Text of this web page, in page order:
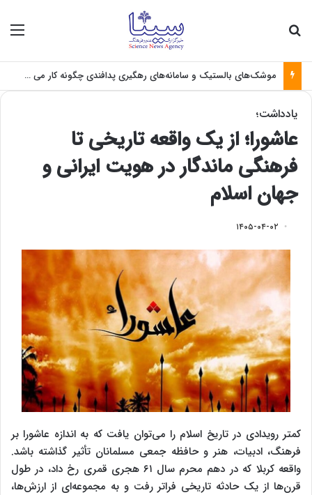
موشک‌های بالستیک و سامانه‌های رهگیری پدافندی چگونه کار می کنند؟
یادداشت؛
عاشورا؛ از یک واقعه تاریخی تا
فرهنگی ماندگار در هویت ایرانی و
جهان اسلام
۱۴۰۵-۰۴-۰۲
کمتر رویدادی در تاریخ اسلام را می‌توان یافت که به اندازه عاشورا بر
فرهنگ، ادبیات، هنر و حافظه جمعی مسلمانان تأثیر گذاشته باشد.
واقعه کربلا که در دهم محرم سال ۶۱ هجری قمری رخ داد، در طول
قرن‌ها از یک حادثه تاریخی فراتر رفت و به مجموعه‌ای از ارزش‌ها،